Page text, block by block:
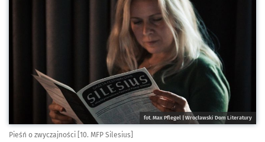
fot. Max Pflegel | Wrocławski Dom Literatury
Pieśń o zwyczajności [10. MFP Silesius]